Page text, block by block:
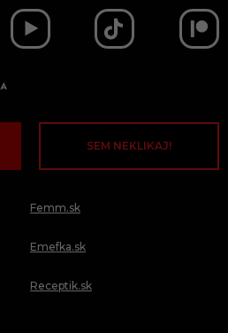
SEM NEKLIKAJ!
Femm.sk
Emefka.sk
Receptik.sk